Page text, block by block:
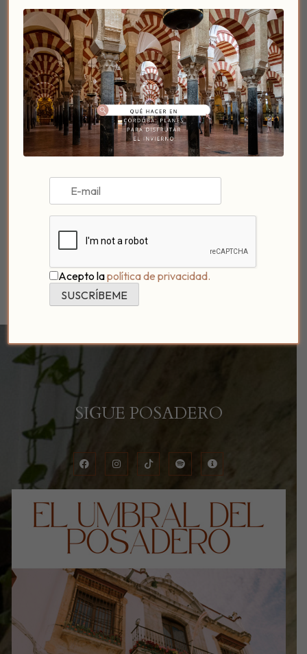
Siglo XXI debéis probarlos pero conoceréis y os
llevaréis a Córdoba en el alma también a través de
Noor y cada uno de sus platos.
Le deseamos a Paco Morales y a todo su equipo
la mayor suerte del mundo, aunque sabemos que
no la necesitan.
Un ejemplo más, de que Córdoba es única.
Boom
SIGUE POSADERO
Acepto lapolítica de privacidad.